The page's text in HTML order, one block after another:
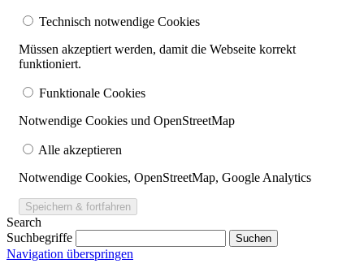
Technisch notwendige Cookies
Müssen akzeptiert werden, damit die Webseite korrekt
funktioniert.
Funktionale Cookies
Notwendige Cookies und OpenStreetMap
Alle akzeptieren
Notwendige Cookies, Open­Street­Map, Google Analytics
Search
Suchbegriffe
Navigation überspringen